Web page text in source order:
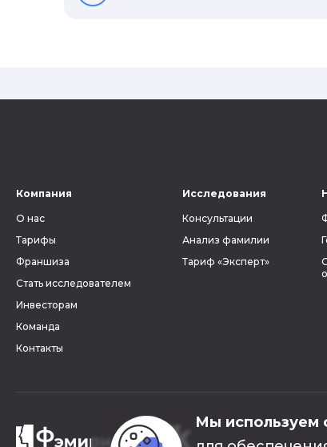
Компания
О нас
Тарифы
Франшиза
Стать исследователем
Инвесторам
Команда
Контакты
Исследования
Консультации
Анализ фамилии
Тариф «Эксперт»
Мы используем